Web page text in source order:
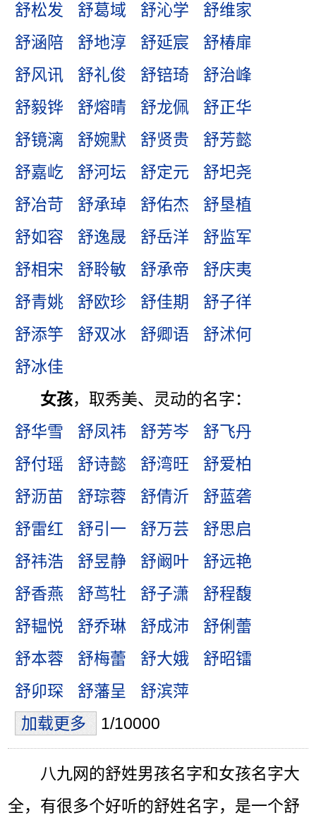
舒松发
舒葛域 舒沁学
舒维家
舒涵陪
舒地淳 舒延宸
舒椿扉
舒风讯
舒礼俊 舒锫琦
舒治峰
舒毅铧
舒熔晴 舒龙佩
舒正华
舒镜漓
舒婉默 舒贤贵
舒芳懿
舒嘉屹
舒河坛 舒定元
舒圯尧
舒冶苛
舒承琸 舒佑杰
舒垦植
舒如容
舒逸晟 舒岳洋
舒监军
舒相宋
舒聆敏 舒承帝
舒庆夷
舒青姚
舒欧珍 舒佳期
舒子徉
舒添竽
舒双冰 舒卿语
舒沭何
舒冰佳
女孩，取秀美、灵动的名字：
舒华雪
舒凤祎 舒芳岑
舒飞丹
舒付瑶
舒诗懿 舒湾旺
舒爱柏
舒沥苗
舒琮蓉 舒倩沂
舒蓝砻
舒雷红
舒引一 舒万芸
舒思启
舒祎浩
舒昱静 舒阚叶
舒远艳
舒香燕
舒茑牡 舒子潇
舒程馥
舒韫悦
舒乔琳 舒成沛
舒俐蕾
舒本蓉
舒梅蕾 舒大娥
舒昭镭
舒卯琛
舒藩呈
舒滨萍
加载更多
1/10000
八九网的舒姓男孩名字和女孩名字大
全，有很多个好听的舒姓名字，是一个舒